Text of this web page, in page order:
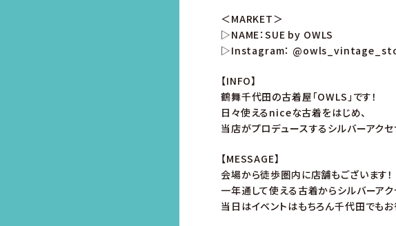
＜MARKET＞
▷NAME：SUE by OWLS
▷Instagram：
【INFO】
鶴舞千代田の古着屋「OWLS」です！
日々使えるniceな古着をはじめ、
当店がプロデュースするシルバーアクセ
【MESSAGE】
会場から徒歩圏内に店舗もございます！
一年通して使える古着からシルバーアク
当日はイベントはもちろん千代田でもお